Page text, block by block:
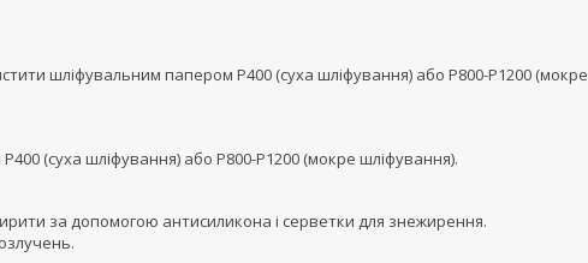
шліфувальним папером Р400 (суха шліфування) або Р800-Р1200 (мокре
(суха шліфування) або Р800-Р1200 (мокре шліфування).
за допомогою антисиликона і серветки для знежирення.